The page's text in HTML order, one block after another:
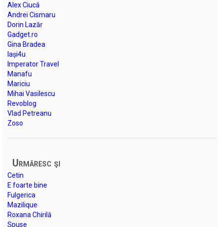
Alex Ciucă
Andrei Cismaru
Dorin Lazăr
Gadget.ro
Gina Bradea
Iași4u
Imperator Travel
Manafu
Mariciu
Mihai Vasilescu
Revoblog
Vlad Petreanu
Zoso
Urmăresc şi
Cetin
E foarte bine
Fulgerica
Mazilique
Roxana Chirilă
Spuse